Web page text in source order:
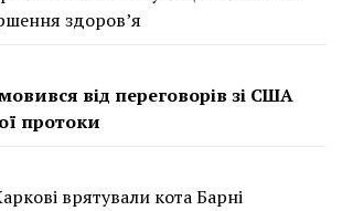
здоров’я
від переговорів зі США
протоки
врятували кота Барні